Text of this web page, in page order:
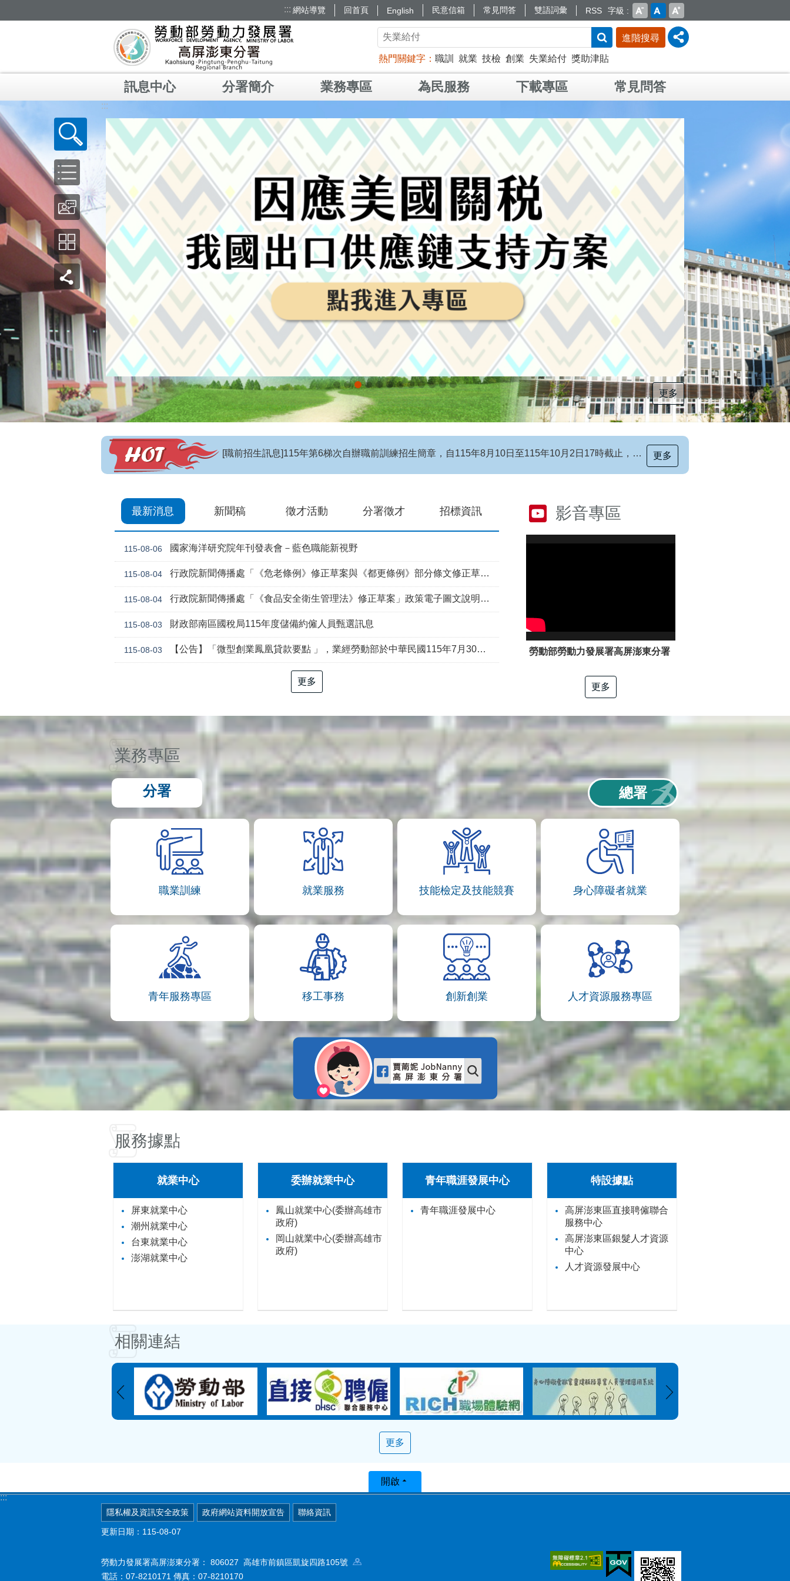
::: 網站導覽 回首頁 English 民意信箱 常見問答 雙語詞彙 RSS 字級
進階搜尋
熱門關鍵字 職訓 就業 技檢 創業 失業給付 獎助津貼
訊息中心 分署簡介 業務專區 為民服務 下載專區 常見問答
:::
更多
[職前招生訊息]115年第6梯次自辦職前訓練招生簡章，自115年8月10日至115年10月2日17時截止，歡迎報名
【招生訊息】115年度第4梯次自辦在職進修訓練招生簡章
更多
最新消息 新聞稿 徵才活動 分署徵才 招標資訊
115-08-06 國家海洋研究院年刊發表會－藍色職能新視野
115-08-04 行政院新聞傳播處「《危老條例》修正草案與《都更條例》部分條文修正草案」政策電子圖文說明資料
115-08-04 行政院新聞傳播處「《食品安全衛生管理法》修正草案」政策電子圖文說明資料
115-08-03 財政部南區國稅局115年度儲備約僱人員甄選訊息
115-08-03 【公告】「微型創業鳳凰貸款要點 」，業經勞動部於中華民國115年7月30日以勞動發創字第1150509757號令修正發布，並自115年8月1日生效。
更多
影音專區
勞動部勞動力發展署高屏澎東分署「電工冷凍」職類介紹
更多
業務專區
分署 總署
職業訓練 就業服務 技能檢定及技能競賽 身心障礙者就業
青年服務專區 移工事務 創新創業 人才資源服務專區
服務據點
就業中心
屏東就業中心
潮州就業中心
台東就業中心
澎湖就業中心
委辦就業中心
鳳山就業中心(委辦高雄市
政府)
岡山就業中心(委辦高雄市
政府)
青年職涯發展中心
青年職涯發展中心
特設據點
高屏澎東區直接聘僱聯合
服務中心
高屏澎東區銀髮人才資源
中心
人才資源發展中心
相關連結
更多
:::
開啟
隱私權及資訊安全政策 政府網站資料開放宣告 聯絡資訊
更新日期：115-08-07
勞動力發展署高屏澎東分署： 806027 高雄市前鎮區凱旋四路105號
電話：07-8210171 傳真：07-8210170